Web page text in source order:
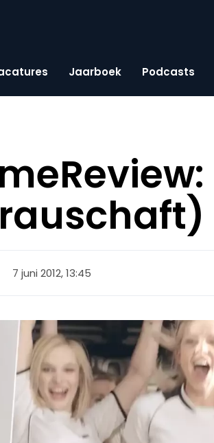
Jaarboek Podcasts
7 juni 2012, 13:45